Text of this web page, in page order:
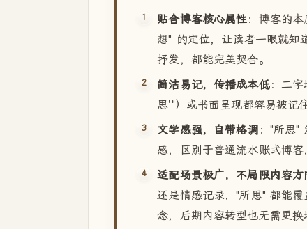
贴合博客核心属性：博客的
想" 的定位，让读者一眼就
抒发，都能完美契合。
简洁易记，传播成本低：二字
思’"）或书面呈现都容易被记
文学感强，自带格调 ："所思"
感，区别于普通流水账式博客
适配场景极广，不局限内容方
还是情感记录，"所思" 都能
念，后期内容转型也无需更换